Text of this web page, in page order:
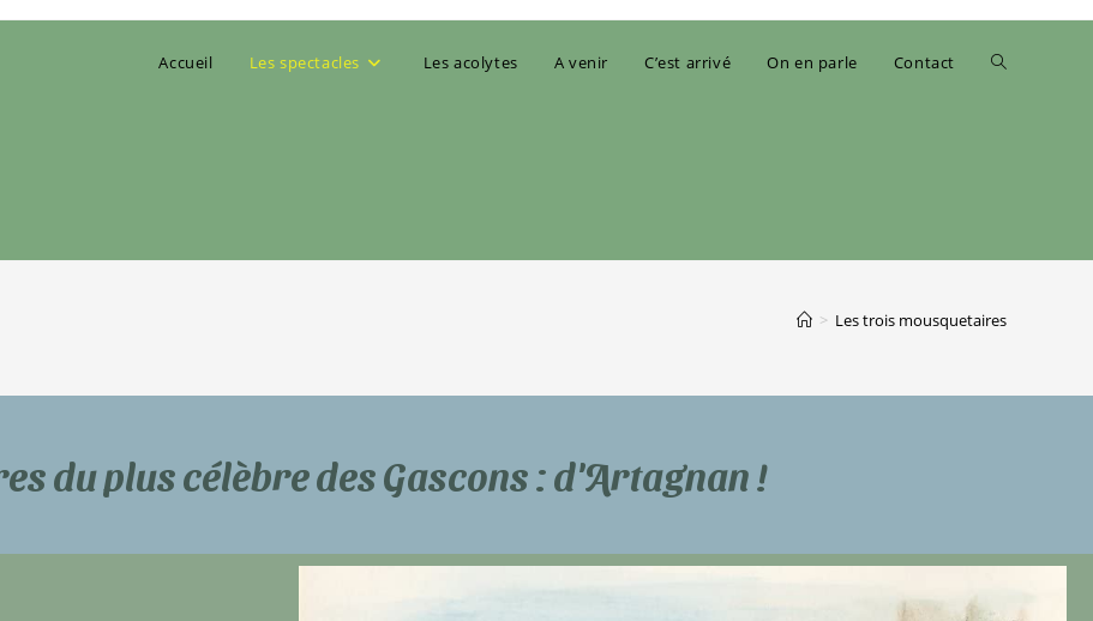
Accueil Les spectacles Les acolytes A venir C’est arrivé On en parle Contact
> Les trois mousquetaires
du plus célèbre des Gascons : d'Artagnan !